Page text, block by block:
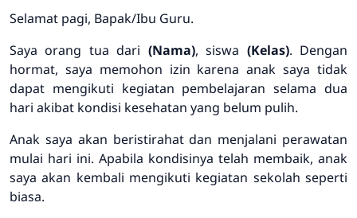
Selamat pagi, Bapak/Ibu Guru.
Saya orang tua dari (Nama), siswa (Kelas). Dengan
hormat, saya memohon izin karena anak saya tidak
dapat mengikuti kegiatan pembelajaran selama dua
hari akibat kondisi kesehatan yang belum pulih.
Anak saya akan beristirahat dan menjalani perawatan
mulai hari ini. Apabila kondisinya telah membaik, anak
saya akan kembali mengikuti kegiatan sekolah seperti
biasa.